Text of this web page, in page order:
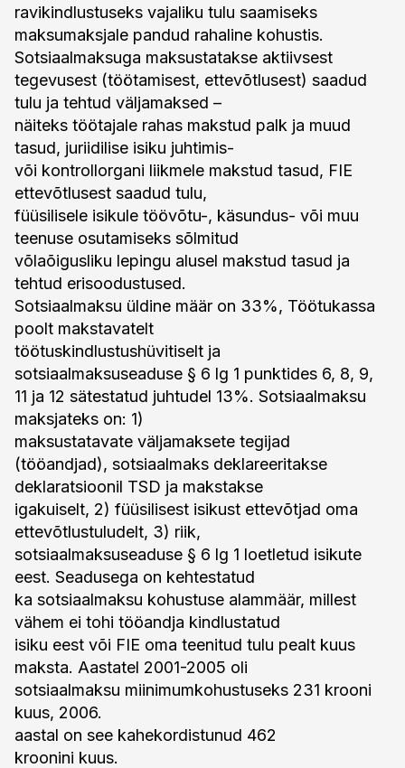
ravikindlustuseks vajaliku tulu saamiseks
maksumaksjale pandud rahaline kohustis.
Sotsiaalmaksuga maksustatakse aktiivsest
tegevusest (töötamisest, ettevõtlusest) saadud
tulu ja tehtud väljamaksed –
näiteks töötajale rahas makstud palk ja muud
tasud, juriidilise isiku juhtimis-
või kontrollorgani liikmele makstud tasud, FIE
ettevõtlusest saadud tulu,
füüsilisele isikule töövõtu-, käsundus- või muu
teenuse osutamiseks sõlmitud
võlaõigusliku lepingu alusel makstud tasud ja
tehtud erisoodustused.
Sotsiaalmaksu üldine määr on 33%, Töötukassa
poolt makstavatelt
töötuskindlustushüvitiselt ja
sotsiaalmaksuseaduse § 6 lg 1 punktides 6, 8, 9,
11 ja 12 sätestatud juhtudel 13%. Sotsiaalmaksu
maksjateks on: 1)
maksustatavate väljamaksete tegijad
(tööandjad), sotsiaalmaks deklareeritakse
deklaratsioonil TSD ja makstakse
igakuiselt, 2) füüsilisest isikust ettevõtjad oma
ettevõtlustuludelt, 3) riik,
sotsiaalmaksuseaduse § 6 lg 1 loetletud isikute
eest. Seadusega on kehtestatud
ka sotsiaalmaksu kohustuse alammäär, millest
vähem ei tohi tööandja kindlustatud
isiku eest või FIE oma teenitud tulu pealt kuus
maksta. Aastatel 2001-2005 oli
sotsiaalmaksu miinimumkohustuseks 231 krooni
kuus, 2006.
aastal on see kahekordistunud 462
kroonini kuus.